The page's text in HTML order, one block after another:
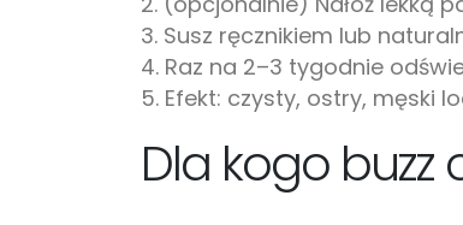
3. Susz ręcznikiem lub
4. Raz na 2–3 tygodnie
5. Efekt: czysty, ostry, męski
Dla kogo